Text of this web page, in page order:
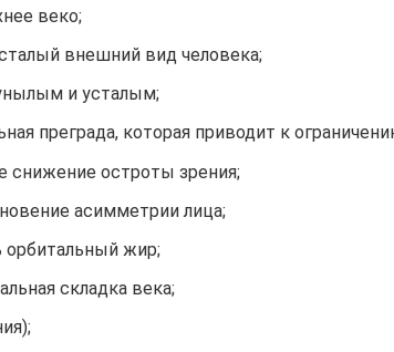
веко;
внешний вид человека;
и усталым;
преграда, которая приводит к
снижение остроты зрения;
асимметрии лица;
жир;
складка века;